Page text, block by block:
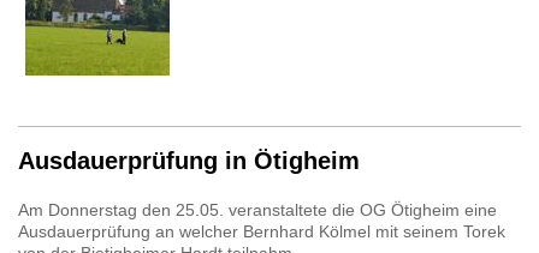
Ausdauerprüfung in Ötigheim
Am Donnerstag den 25.05. veranstaltete die OG Ötigheim eine
Ausdauerprüfung an welcher Bernhard Kölmel mit seinem Torek